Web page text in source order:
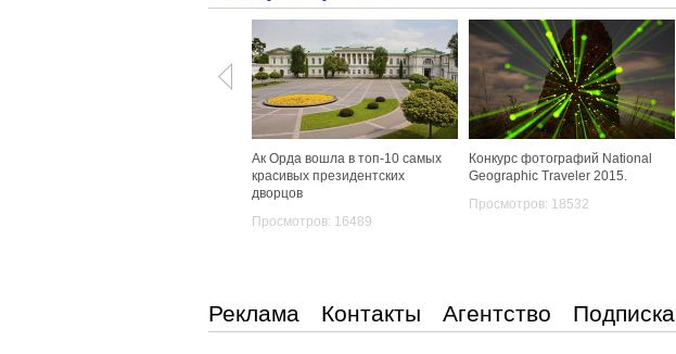
Ак Орда вошла в топ-10 самых
красивых президентских
дворцов
Просмотров: 16489
Конкурс фотографий National
Geographic Traveler 2015.
Просмотров: 18532
Реклама Контакты Агентство Подписка